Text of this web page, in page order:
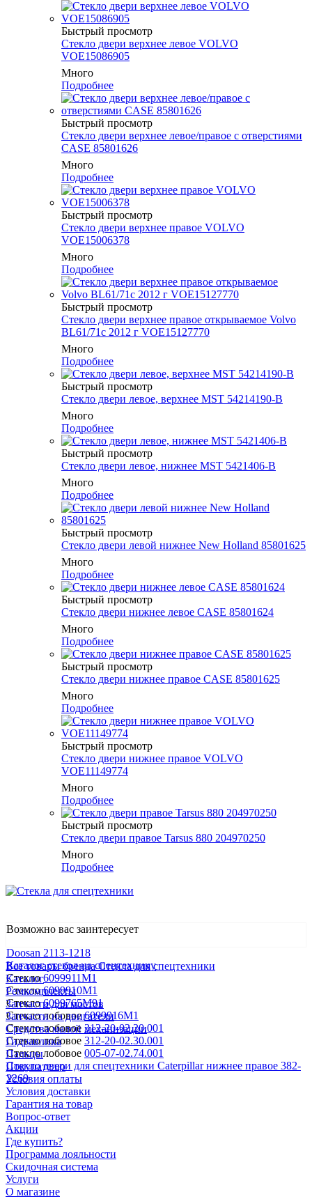
Быстрый просмотр
Стекло двери верхнее левое VOLVO
VOE15086905
Много
Подробнее
Быстрый просмотр
Стекло двери верхнее левое/правое с отверстиями
CASE 85801626
Много
Подробнее
Быстрый просмотр
Стекло двери верхнее правое VOLVO
VOE15006378
Много
Подробнее
Быстрый просмотр
Стекло двери верхнее правое открываемое Volvo
BL61/71с 2012 г VOE15127770
Много
Подробнее
Быстрый просмотр
Стекло двери левое, верхнее MST 54214190-B
Много
Подробнее
Быстрый просмотр
Стекло двери левое, нижнее MST 5421406-B
Много
Подробнее
Быстрый просмотр
Стекло двери левой нижнее New Holland 85801625
Много
Подробнее
Быстрый просмотр
Стекло двери нижнее левое CASE 85801624
Много
Подробнее
Быстрый просмотр
Стекло двери нижнее правое CASE 85801625
Много
Подробнее
Быстрый просмотр
Стекло двери нижнее правое VOLVO
VOE11149774
Много
Подробнее
Быстрый просмотр
Стекло двери правое Tarsus 880 204970250
Много
Подробнее
Возможно вас заинтересует
Doosan 2113-1218
Каталог стекол на спецтехнику
Стекло6099911М1
Стекло6099910М1
Стекло6099765M91
Стекло лобовое6099916M1
Стекло лобовое 312-20-02.20.001
Стекло лобовое 312-20-02.30.001
Стекло лобовое 005-07-02.74.001
Стекло двери для спецтехники Caterpillar нижнее правое 382-
2269
Все товары бренда Стекла для спецтехники
Каталог
Ремкомплекты
Запчасти для мостов
Запчасти на двигатели
Средства малой механизации
Гидравлика
Пальцы
Покупателю
Условия оплаты
Условия доставки
Гарантия на товар
Вопрос-ответ
Акции
Где купить?
Программа лояльности
Скидочная система
Услуги
О магазине